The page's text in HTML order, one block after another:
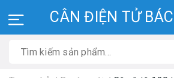
CÂN ĐIỆN TỬ